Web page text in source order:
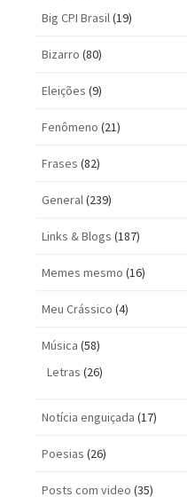
Big CPI Brasil(19)
Bizarro (80)
Eleições (9)
Fenômeno (21)
Frases (82)
General(239)
Links & Blogs (187)
Memes mesmo (16)
Meu Crássico (4)
Música (58)
Letras (26)
Notícia enguiçada (17)
Poesias (26)
Posts com vi­deo (35)